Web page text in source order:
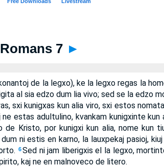
Romans 7 ►
de la legxo), ke la legxo regas la
al sia edzo dum lia vivo; sed se la edzo
sxi kunigxas kun alia viro, sxi estos
estas adultulino, kvankam kunigxinte kun
Kristo, por kunigxi kun alia, nome kun
dum ni estis en karno, la lauxpekaj pasioj,
6Sed ni jam liberigxis el la legxo,
kaj ne en malnoveco de litero.